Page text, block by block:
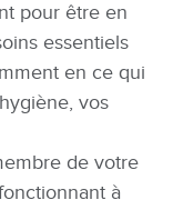
pour être en
essentiels
en ce qui
vos
de votre
à